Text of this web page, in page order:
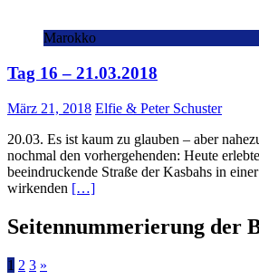
Marokko
Tag 16 – 21.03.2018
März 21, 2018 Elfie & Peter Schuster
20.03. Es ist kaum zu glauben – aber
nochmal den vorhergehenden: Heute
beeindruckende Straße der Kasbahs in
wirkenden […]
Seitennummerierung der
1 2 3 »